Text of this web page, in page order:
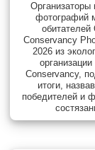
Организаторы
фотографий
обитателей
Conservancy
2026 из
Conservancy,
итоги,
победителей и